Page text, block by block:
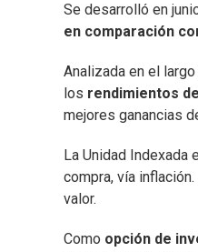
Se desarrolló en
en comparación
Analizada en el
los rendimientos
mejores ganancias
La Unidad Indexada
compra, vía
valor.
Como opción de